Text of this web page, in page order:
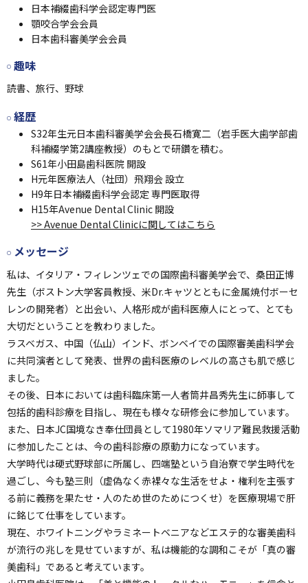
日本補綴歯科学会認定専門医
顎咬合学会会員
日本歯科審美学会会員
趣味
読書、旅行、野球
経歴
S32年生元日本歯科審美学会会長石橋寛二（岩手医大歯学部歯
科補綴学第2講座教授）のもとで研鑽を積む。
S61年小田島歯科医院 開設
H元年医療法人（社団）飛翔会 設立
H9年日本補綴歯科学会認定 専門医取得
H15年Avenue Dental Clinic 開設
>> Avenue Dental Clinicに関してはこちら
メッセージ
私は、イタリア・フィレンツェでの国際歯科審美学会で、桑田正博
先生（ボストン大学客員教授、米Dr.キャツとともに金属焼付ボーセ
レンの開発者）と出会い、人格形成が歯科医療人にとって、とても
大切だということを教わりました。
ラスベガス、中国（仏山）インド、ボンベイでの国際審美歯科学会
に共同演者として発表、世界の歯科医療のレベルの高さも肌で感じ
ました。
その後、日本においては歯科臨床第一人者筒井昌秀先生に師事して
包括的歯科診療を目指し、現在も様々な研修会に参加しています。
また、日本JC国境なき奉仕団員として1980年ソマリア難民救援活動
に参加したことは、今の歯科診療の原動力になっています。
大学時代は硬式野球部に所属し、四端塾という自治寮で学生時代を
過ごし、今も塾三則（虚偽なく赤裸々な生活をせよ・権利を主張す
る前に義務を果たせ・人のため世のためにつくせ）を医療現場で肝
に銘じて仕事をしています。
現在、ホワイトニングやラミネートベニアなどエステ的な審美歯科
が流行の兆しを見せていますが、私は機能的な調和こそが「真の審
美歯科」であると考えています。